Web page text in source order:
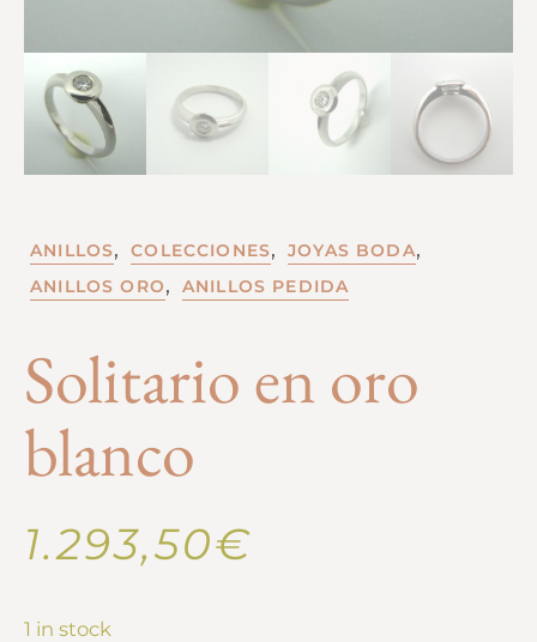
ANILLOS, COLECCIONES, JOYAS BODA,
ANILLOS ORO, ANILLOS PEDIDA
Solitario en oro
blanco
1.293,50€
1 in stock